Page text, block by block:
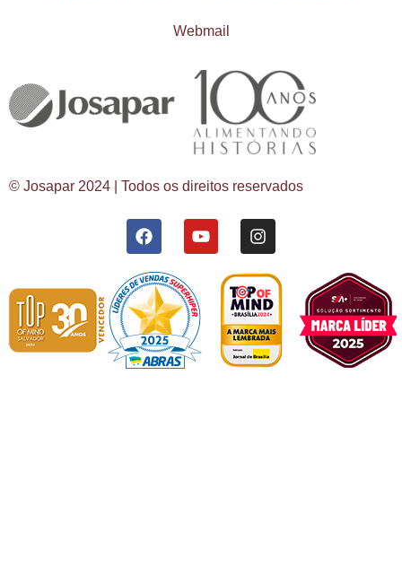
Webmail
© Josapar 2024 | Todos os direitos reservados